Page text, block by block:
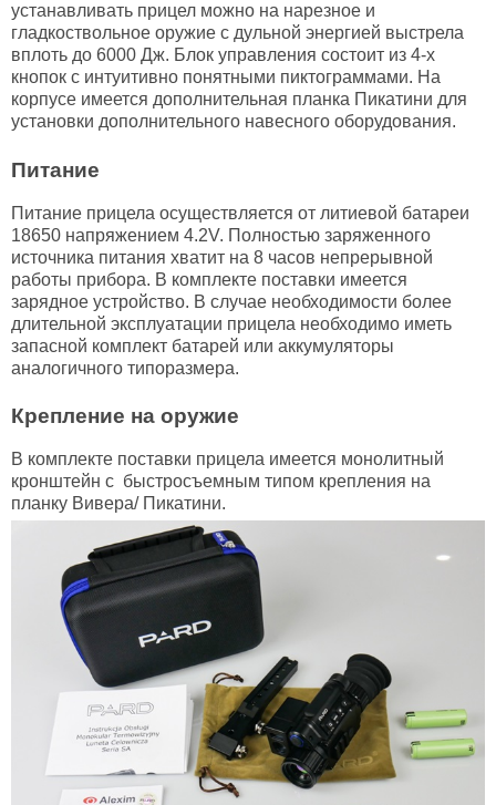
устанавливать прицел можно на нарезное и
гладкоствольное оружие с дульной энергией выстрела
вплоть до 6000 Дж. Блок управления состоит из 4-х
кнопок с интуитивно понятными пиктограммами. На
корпусе имеется дополнительная планка Пикатини для
установки дополнительного навесного оборудования.
Питание
Питание прицела осуществляется от литиевой батареи
18650 напряжением 4.2V. Полностью заряженного
источника питания хватит на 8 часов непрерывной
работы прибора. В комплекте поставки имеется
зарядное устройство. В случае необходимости более
длительной эксплуатации прицела необходимо иметь
запасной комплект батарей или аккумуляторы
аналогичного типоразмера.
Крепление на оружие
В комплекте поставки прицела имеется монолитный
кронштейн с быстросъемным типом крепления на
планку Вивера/ Пикатини.